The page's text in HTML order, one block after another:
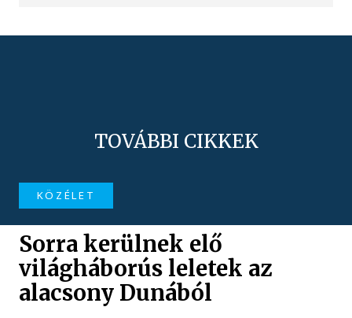
TOVÁBBI CIKKEK
KÖZÉLET
Sorra kerülnek elő
világháborús leletek az
alacsony Dunából